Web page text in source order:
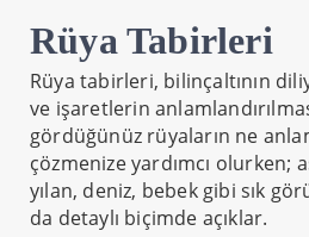
Rüya Tabirleri
Rüya tabirleri, bilinçaltının
ve işaretlerin
gördüğünüz rüyaların ne
çözmenize yardımcı olurken;
yılan, deniz, bebek gibi sık
da detaylı biçimde açıklar.